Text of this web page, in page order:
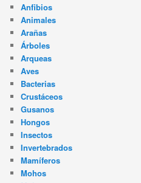
Anfibios
Animales
Arañas
Árboles
Arqueas
Aves
Bacterias
Crustáceos
Gusanos
Hongos
Insectos
Invertebrados
Mamíferos
Mohos